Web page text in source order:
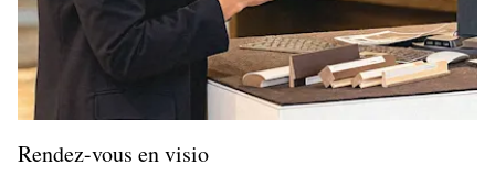
Rendez-vous en visio